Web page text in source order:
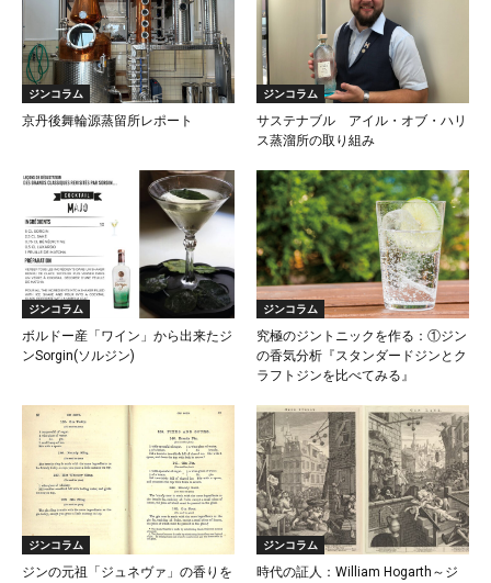
ジンコラム
京丹後舞輪源蒸留所レポート
ジンコラム
サステナブル アイル・オブ・ハリ
ス蒸溜所の取り組み
ジンコラム
ボルドー産「ワイン」から出来たジ
ンSorgin(ソルジン)
ジンコラム
究極のジントニックを作る：①ジン
の香気分析『スタンダードジンとク
ラフトジンを比べてみる』
ジンコラム
ジンの元祖「ジュネヴァ」の香りを
ジンコラム
時代の証人：William Hogarth～ジ